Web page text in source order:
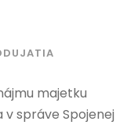
majetku
správe Spojenej